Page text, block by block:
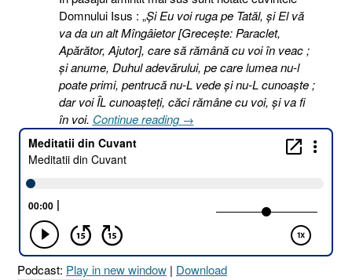
Domnului Isus : „Şi Eu voi ruga pe Tatăl, şi El vă
va da un alt Mîngâietor [Greceşte: Paraclet,
Apărător, Ajutor], care să rămână cu voi în veac ;
şi anume, Duhul adevărului, pe care lumea nu-l
poate primi, pentrucă nu-L vede şi nu-L cunoaşte ;
dar voi ÎL cunoaşteţi, căci rămâne cu voi, şi va fi
în voi. Continue reading „64.
→
Podcast: Play in new window | Download